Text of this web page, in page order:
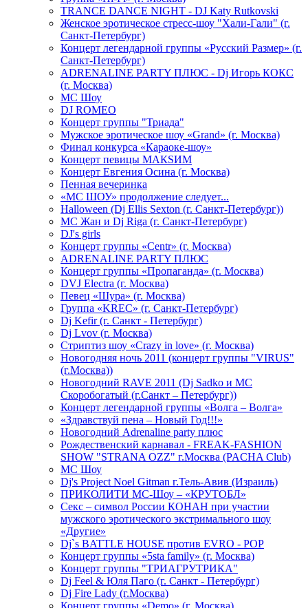
TRANCE DANCE NIGHT - DJ Katy Rutkovski
Женское эротическое стресс-шоу "Хали-Гали" (г.
Санкт-Петербург)
Концерт легендарной группы «Русский Размер» (г.
Санкт-Петербург)
ADRENALINE PARTY ПЛЮС - Dj Игорь КОКС
(г. Москва)
MC Шоу
DJ ROMEO
Концерт группы "Триада"
Мужское эротическое шоу «Grand» (г. Москва)
Финал конкурса «Караоке-шоу»
Концерт певицы МАКSИМ
Концерт Евгения Осина (г. Москва)
Пенная вечеринка
«МС ШОУ» продолжение следует...
Halloween (Dj Ellis Sexton (г. Санкт-Петербург))
МС Жан и Dj Riga (г. Санкт-Петербург)
DJ's girls
Концерт группы «Centr» (г. Москва)
ADRENALINE PARTY ПЛЮС
Концерт группы «Пропаганда» (г. Москва)
DVJ Electra (г. Москва)
Певец «Шура» (г. Москва)
Группа «KREC» (г. Санкт-Петербург)
Dj Kefir (г. Санкт - Петербург)
Dj Lvov (г. Москва)
Стриптиз шоу «Crazy in love» (г. Москва)
Новогодняя ночь 2011 (концерт группы "VIRUS"
(г.Москва))
Новогодний RAVE 2011 (Dj Sadko и MC
Скоробогатый (г.Санкт – Петербург))
Концерт легендарной группы «Волга – Волга»
«Здравствуй пена – Новый Год!!!»
Новогодний Adrenaline party плюс
Рождественский карнавал - FREAK-FASHION
SHOW "STRANA OZZ" г.Москва (PACHA Club)
MC Шоу
Dj's Project Noel Gitman г.Тель-Авив (Израиль)
ПРИКОЛИТИ МС-Шоу – «КРУТОБЛ»
Секс – символ России КОНАН при участии
мужского эротического экстримального шоу
«Другие»
Dj`s BATTLE HOUSE против EVRO - POP
Концерт группы «5sta family» (г. Москва)
Концерт группы "ТРИАГРУТРИКА"
Dj Feel & Юля Паго (г. Санкт - Петербург)
Dj Fire Lady (г.Москва)
Концерт группы «Demo» (г. Москва)